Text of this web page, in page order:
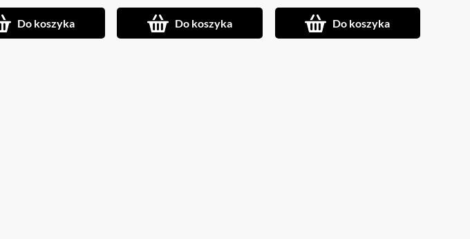
Do koszyka Do koszyka Do koszyka